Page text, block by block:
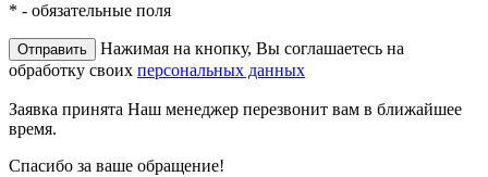
* - обязательные поля
Нажимая на кнопку, Вы соглашаетесь на
обработку своих персональных данных
Заявка принята Наш менеджер перезвонит вам в ближайшее
время.
Спасибо за ваше обращение!